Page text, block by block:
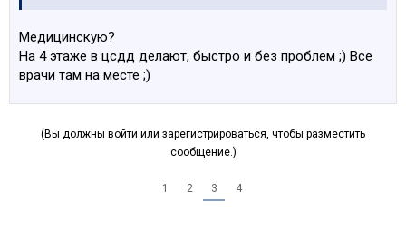
Медицинскую?
На 4 этаже в цсдд делают, быстро и без проблем ;) Все
врачи там на месте ;)
(Вы должны войти или зарегистрироваться, чтобы разместить
сообщение.)
1 2 3 4